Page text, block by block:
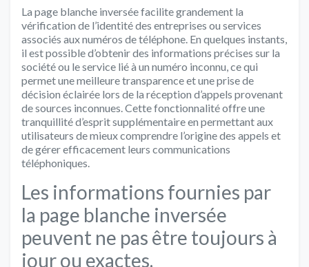
La page blanche inversée facilite grandement la
vérification de l’identité des entreprises ou services
associés aux numéros de téléphone. En quelques instants,
il est possible d’obtenir des informations précises sur la
société ou le service lié à un numéro inconnu, ce qui
permet une meilleure transparence et une prise de
décision éclairée lors de la réception d’appels provenant
de sources inconnues. Cette fonctionnalité offre une
tranquillité d’esprit supplémentaire en permettant aux
utilisateurs de mieux comprendre l’origine des appels et
de gérer efficacement leurs communications
téléphoniques.
Les informations fournies par
la page blanche inversée
peuvent ne pas être toujours à
jour ou exactes.